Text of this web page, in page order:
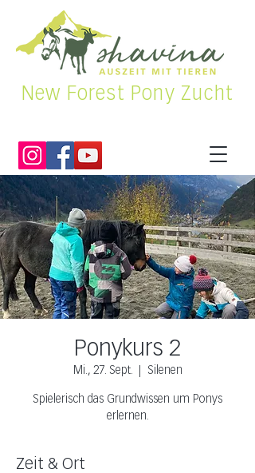
New Forest Pony Zucht
Ponykurs 2
Mi., 27. Sept.
  |
Silenen
Spielerisch das Grundwissen um Ponys
erlernen.
Zeit & Ort